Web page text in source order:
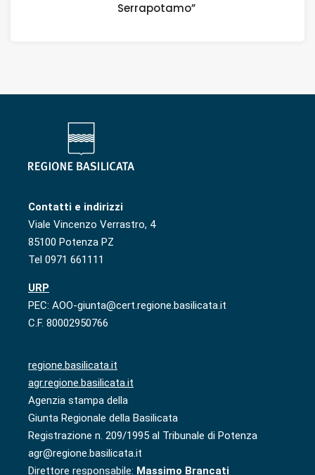
Serrapotamo”
Contatti e indirizzi
Viale Vincenzo Verrastro, 4
85100 Potenza PZ
Tel 0971 661111
URP
PEC: AOO-giunta@cert.regione.basilicata.it
C.F. 80002950766
regione.basilicata.it
agr.regione.basilicata.it
Agenzia stampa della
Giunta Regionale della Basilicata
Registrazione n. 209/1995 al Tribunale di Potenza
agr@regione.basilicata.it
Direttore responsabile: Massimo Brancati